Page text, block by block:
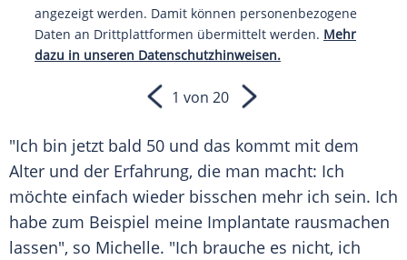
angezeigt werden. Damit können personenbezogene
Daten an Drittplattformen übermittelt werden. Mehr
dazu in unseren Datenschutzhinweisen.
1 von 20
"Ich bin jetzt bald 50 und das kommt mit dem
Alter und der Erfahrung, die man macht: Ich
möchte einfach wieder bisschen mehr ich sein. Ich
habe zum Beispiel meine Implantate rausmachen
lassen", so Michelle. "Ich brauche es nicht, ich